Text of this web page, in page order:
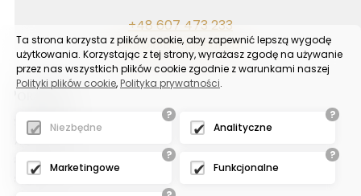
+48 607 473 233
biuro@bogashurt.pl
Poradnik
Reklamacje
Samouczek
Blog
Ta strona korzysta z plików cookie, aby zapewnić lepszą wygodę
użytkowania. Korzystając z tej strony, wyrażasz zgodę na używanie
przez nas wszystkich plików cookie zgodnie z warunkami naszej
Polityki plików cookie, Polityka prywatności.
?
Niezbędne
?
Analityczne
?
Marketingowe
?
Funkcjonalne